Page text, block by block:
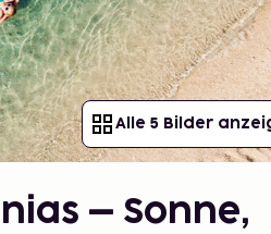
Alle 5 Bilder
– Sonne,